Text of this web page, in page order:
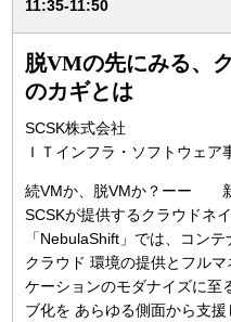
11:35-11:50
脱VMの先にみる、
のカギとは
SCSK株式会社
ＩＴインフラ・ソフトウェ
続VMか、脱VMか？ーー 新
SCSKが提供するクラウドネ
「NebulaShift」では、コン
クラウド 環境の提供とフル
ケーションのモダナイズに至
ブ化を あらゆる側面から支援